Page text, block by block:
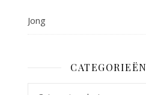
Jong
CATEGORIEËN